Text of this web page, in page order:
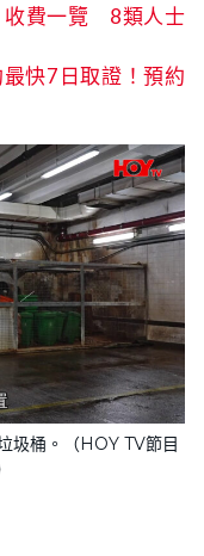
收費一覽 8類人士
快7日取證！預約
圾桶。（HOY TV節目